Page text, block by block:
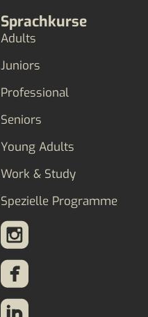
Sprachkurse
Adults
Juniors
Professional
Seniors
Young Adults
Work & Study
Spezielle Programme